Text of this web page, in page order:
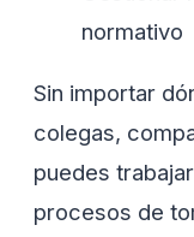
normativo
Sin importar
colegas,
puedes
procesos de